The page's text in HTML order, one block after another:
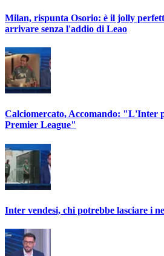
Milan, rispunta Osorio: è il jolly
arrivare senza l'addio di Leao
Calciomercato, Accomando: "L'Inter
Premier League"
Inter vendesi, chi potrebbe lasciare i